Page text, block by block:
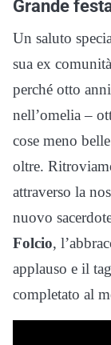
Grande
Un saluto
sua ex
perché otto
nell’omelia –
cose meno
oltre.
attraverso la
nuovo
Folcio,
applauso e il
completato al